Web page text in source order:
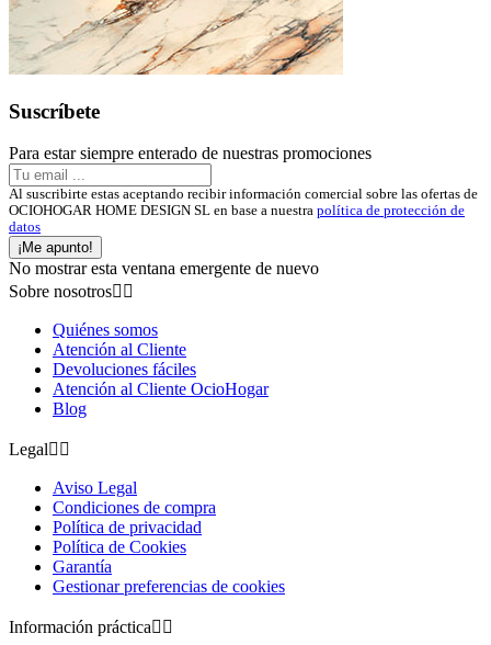
Suscríbete
Para estar siempre enterado de nuestras promociones
Al suscribirte estas aceptando recibir información comercial sobre las ofertas de
OCIOHOGAR HOME DESIGN SL en base a nuestra política de protección de
datos
¡Me apunto!
No mostrar esta ventana emergente de nuevo
Sobre nosotros 
Quiénes somos
Atención al Cliente
Devoluciones fáciles
Atención al Cliente OcioHogar
Blog
Legal 
Aviso Legal
Condiciones de compra
Política de privacidad
Política de Cookies
Garantía
Gestionar preferencias de cookies
Información práctica 